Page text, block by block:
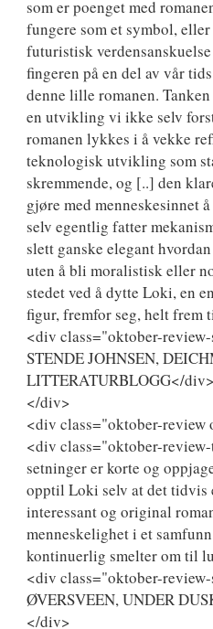
som er poenget med
fungere som et symbol,
futuristisk
fingeren på en del av vår
denne lille romanen.
en utvikling vi ikke selv
romanen lykkes i å vekke
teknologisk utvikling som
skremmende, og [..] den
gjøre med menneskesinnet
selv egentlig fatter
slett ganske elegant
uten å bli moralistisk eller
stedet ved å dytte Loki, en
figur, fremfor seg, helt frem
<div class="oktober-
STENDE JOHNSEN,
LITTERATURBLOGG</div>
</div>
<div class="oktober-review
<div class="oktober-
setninger er korte og
opptil Loki selv at det tidvis
interessant og original
menneskelighet i et
kontinuerlig smelter om til
<div class="oktober-
ØVERSVEEN, UNDER
</div>